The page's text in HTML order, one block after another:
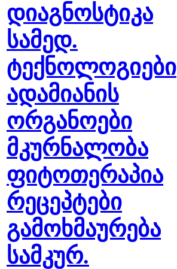
დიაგნოსტიკა
სამედ.
ტექნოლოგიები
ადამიანის
ორგანოები
მკურნალობა
ფიტოთერაპია
რეცეპტები
გამოხმაურება
სამკურ.